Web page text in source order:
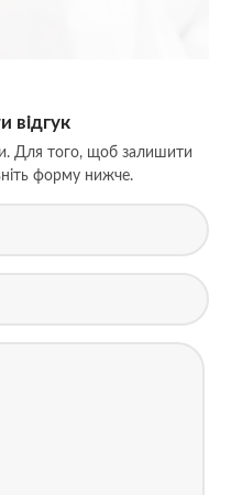
відгук
Для того, щоб залишити
форму нижче.